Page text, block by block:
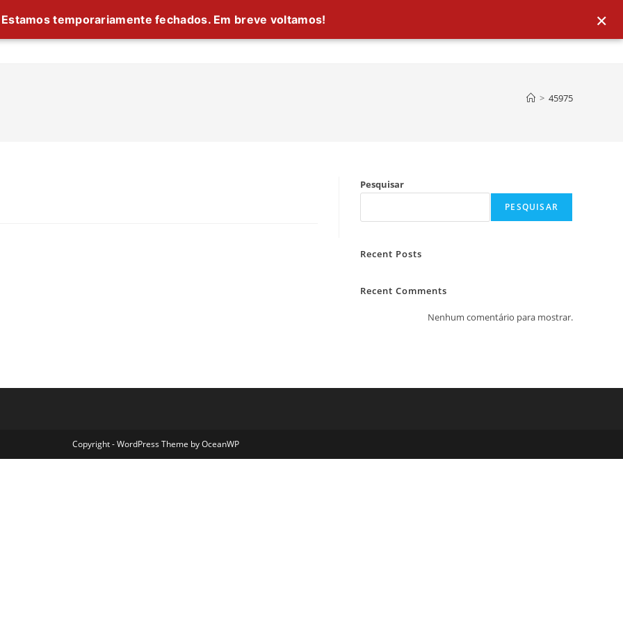
> 45975
Pesquisar
PESQUISAR
Recent Posts
Recent Comments
Nenhum comentário para mostrar.
Copyright - WordPress Theme by OceanWP
×
Estamos temporariamente fechados. Em breve voltamos!